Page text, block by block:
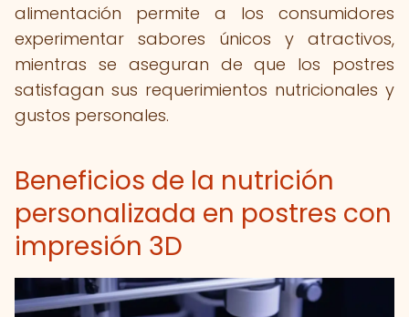
alimentación permite a los consumidores
experimentar sabores únicos y atractivos,
mientras se aseguran de que los postres
satisfagan sus requerimientos nutricionales y
gustos personales.
Beneficios de la nutrición
personalizada en postres con
impresión 3D